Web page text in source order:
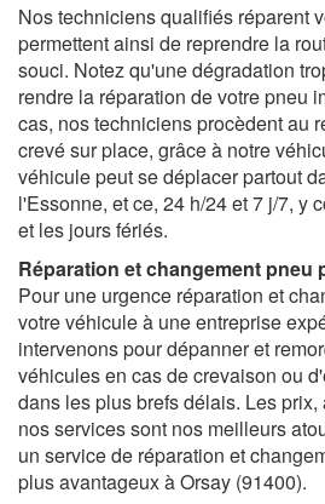
Nos techniciens qualifiés réparent
permettent ainsi de reprendre la
souci. Notez qu'une dégradation
rendre la réparation de votre pneu
cas, nos techniciens procèdent au
crevé sur place, grâce à notre
véhicule peut se déplacer partout
l'Essonne, et ce, 24 h/24 et 7 j/7, y
et les jours fériés.
Réparation et changement pneu
Pour une urgence réparation et
votre véhicule à une entreprise
intervenons pour dépanner et
véhicules en cas de crevaison ou
dans les plus brefs délais. Les
nos services sont nos meilleurs
un service de réparation et
plus avantageux à Orsay (91400).